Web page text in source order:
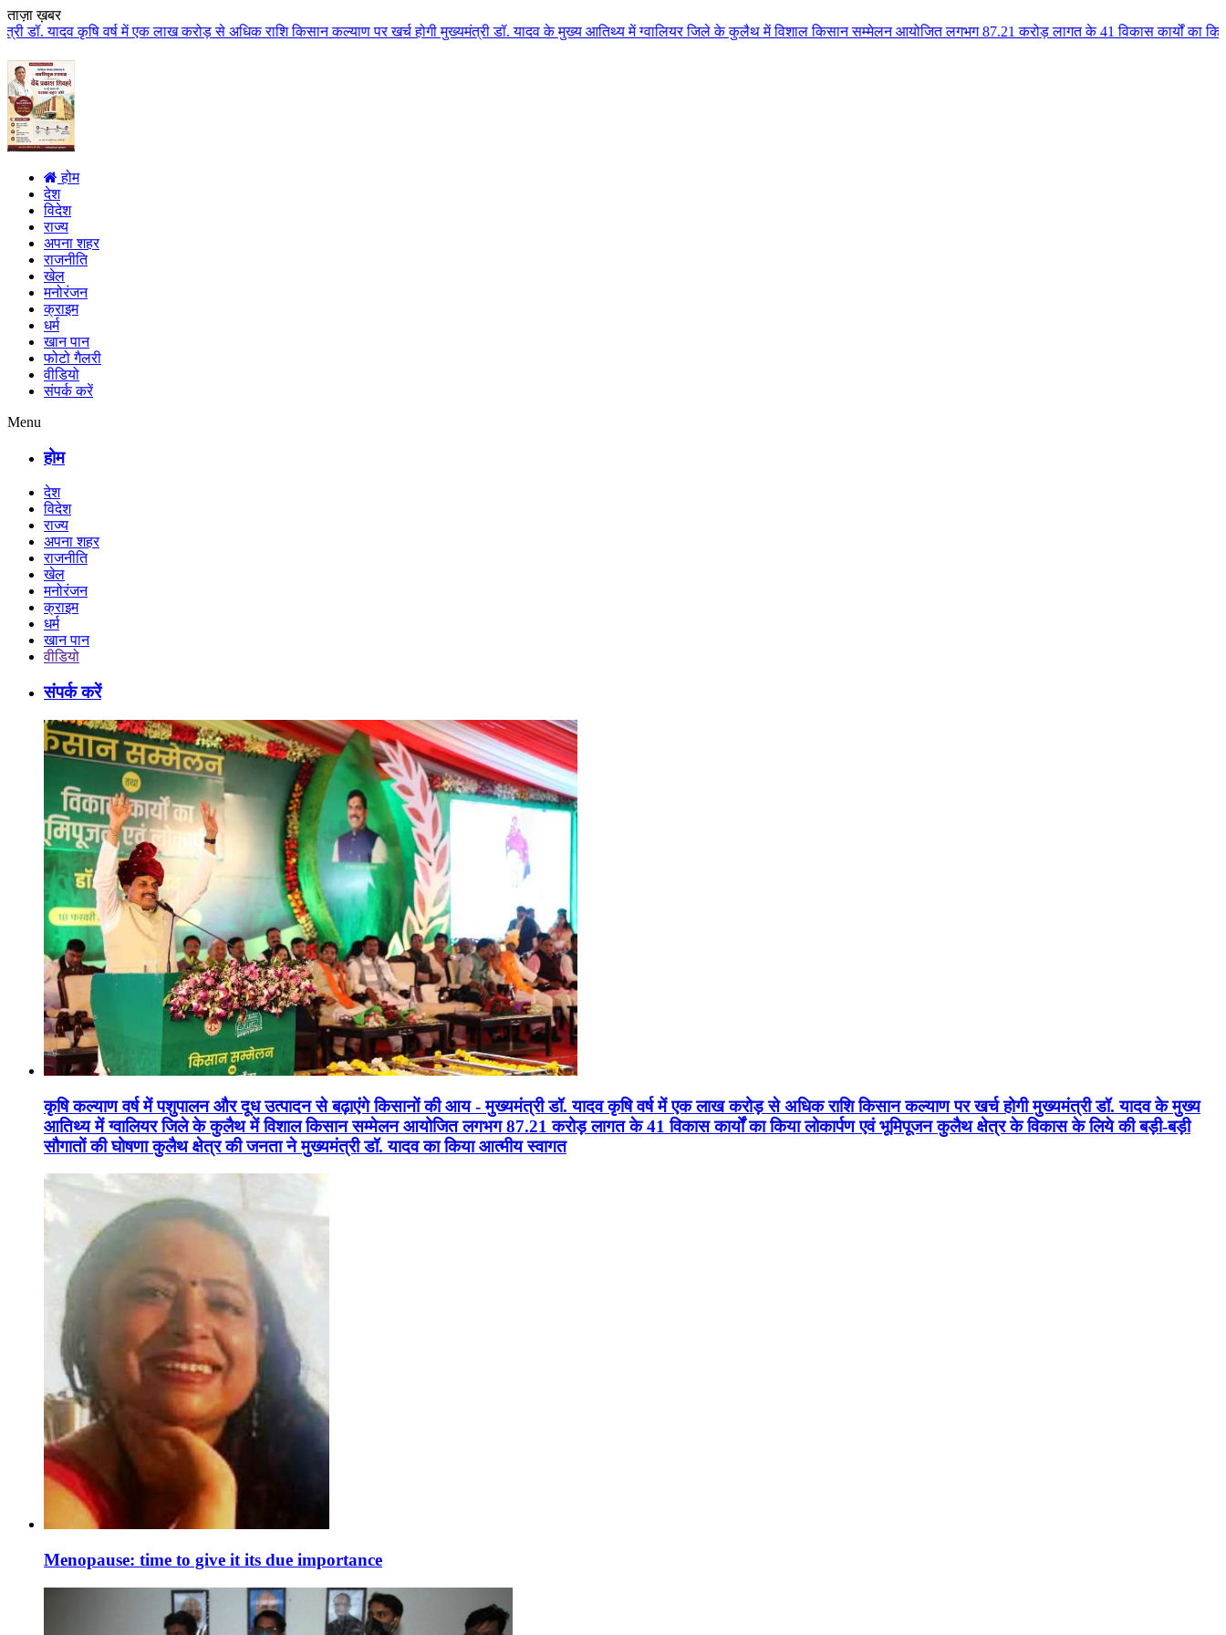
ताज़ा ख़बर
में एक लाख करोड़ से अधिक राशि किसान कल्याण पर खर्च होगी मुख्यमंत्री डॉ. यादव के मुख्य आतिथ्य में ग्वालियर जिले के कुलैथ में विशाल किसान सम्मेलन आयोजित लगभग 87.21 करोड़ लागत के 41 विकास कार्यों का किया लोकार्पण एवं
होम
देश
विदेश
राज्य
अपना शहर
राजनीति
खेल
मनोरंजन
क्राइम
धर्म
खान पान
फोटो गैलरी
वीडियो
संपर्क करें
Menu
होम
देश
विदेश
राज्य
अपना शहर
राजनीति
खेल
मनोरंजन
क्राइम
धर्म
खान पान
वीडियो
संपर्क करें
कृषि कल्याण वर्ष में पशुपालन और दूध उत्पादन से बढ़ाएंगे किसानों की आय - मुख्यमंत्री डॉ. यादव कृषि वर्ष में एक लाख करोड़ से अधिक राशि किसान कल्याण पर खर्च होगी मुख्यमंत्री डॉ. यादव के मुख्य
आतिथ्य में ग्वालियर जिले के कुलैथ में विशाल किसान सम्मेलन आयोजित लगभग 87.21 करोड़ लागत के 41 विकास कार्यों का किया लोकार्पण एवं भूमिपूजन कुलैथ क्षेत्र के विकास के लिये की बड़ी-बड़ी
सौगातों की घोषणा कुलैथ क्षेत्र की जनता ने मुख्यमंत्री डॉ. यादव का किया आत्मीय स्वागत
Menopause: time to give it its due importance